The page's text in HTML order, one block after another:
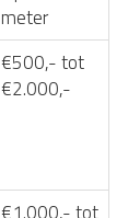
meter
€500,- tot
€2.000,-